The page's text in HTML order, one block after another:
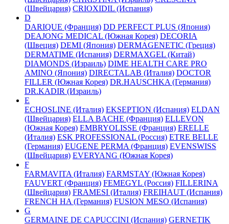
(Швейцария) CRIOXIDIL (Испания)
D
DARIQUE (Франция) DD PERFECT PLUS (Япония)
DEAJONG MEDICAL (Южная Корея) DECORIA
(Швеция) DEMI (Япония) DERMAGENETIC (Греция)
DERMATIME (Испания) DERMAXGEL (Китай)
DIAMONDS (Израиль) DIME HEALTH CARE PRO
AMINO (Япония) DIRECTALAB (Италия) DOCTOR
FILLER (Южная Корея) DR.HAUSCHKA (Германия)
DR.KADIR (Израиль)
E
ECHOSLINE (Италия) EKSEPTION (Испания) ELDAN
(Швейцария) ELLA BACHE (Франция) ELLEVON
(Южная Корея) EMBRYOLISSE (Франция) ERELLE
(Италия) ESK PROFESSIONAL (Россия) ETRE BELLE
(Германия) EUGENE PERMA (Франция) EVENSWISS
(Швейцария) EVERYANG (Южная Корея)
F
FARMAVITA (Италия) FARMSTAY (Южная Корея)
FAUVERT (Франция) FEMEGYL (Россия) FILLERINA
(Швейцария) FRAMESI (Италия) FREIHAUT (Испания)
FRENCH HA (Германия) FUSION MESO (Испания)
G
GERMAINE DE CAPUCCINI (Испания) GERNETIK